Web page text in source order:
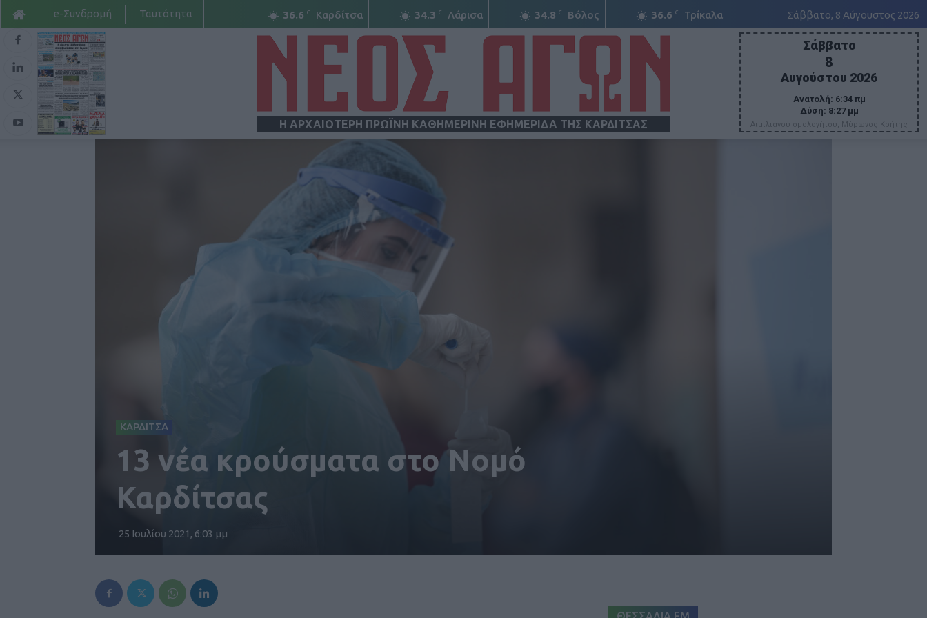
36.6 C Καρδίτσα 34.3 C Λάρισα 34.8 C Βόλος 36.6 C Τρίκαλα Σάββατο, 8 Αύγουστος 2026
e-Συνδρομή Ταυτότητα
Η ΑΡΧΑΙΟΤΕΡΗ ΠΡΩΪΝΗ ΚΑΘΗΜΕΡΙΝΗ ΕΦΗΜΕΡΙΔΑ ΤΗΣ ΚΑΡΔΙΤΣΑΣ
Σάββατο
8
Αυγούστου 2026
Ανατολή: 6:34 πμ
Δύση: 8:27 μμ
Αιμιλιανού ομολογήτου, Μύρωνος Κρήτης
ΚΑΡΔΙΤΣΑ
13 νέα κρούσματα στο Νομό
Καρδίτσας
25 Ιουλίου 2021, 6:03 μμ